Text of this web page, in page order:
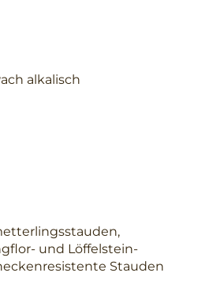
alkalisch
und Löffelstein-
Stauden